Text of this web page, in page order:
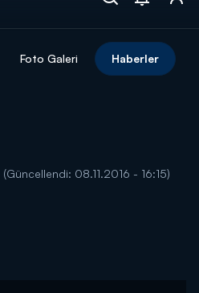
Foto Galeri Haberler
(Güncellendi: 08.11.2016 - 16:15)